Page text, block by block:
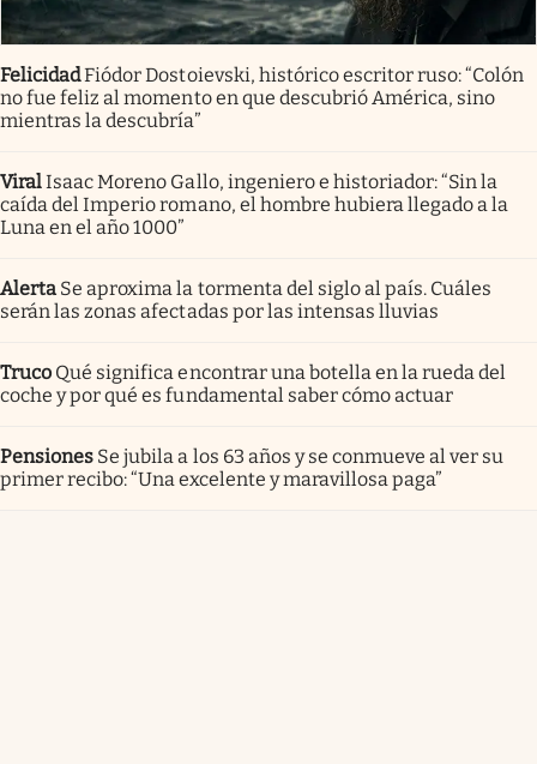
FelicidadFiódor Dostoievski, histórico escritor ruso: “Colón
no fue feliz al momento en que descubrió América, sino
mientras la descubría”
ViralIsaac Moreno Gallo, ingeniero e historiador: “Sin la
caída del Imperio romano, el hombre hubiera llegado a la
Luna en el año 1000”
Alerta Se aproxima la tormenta del siglo al país. Cuáles
serán las zonas afectadas por las intensas lluvias
Truco Qué significa encontrar una botella en la rueda del
coche y por qué es fundamental saber cómo actuar
Pensiones Se jubila a los 63 años y se conmueve al ver su
primer recibo: “Una excelente y maravillosa paga”